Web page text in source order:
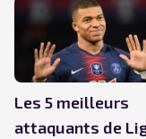
Les 5 meilleurs
attaquants de